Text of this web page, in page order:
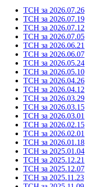
ТСН за 2026.07.26
ТСН за 2026.07.19
ТСН за 2026.07.12
ТСН за 2026.07.05
ТСН за 2026.06.21
ТСН за 2026.06.07
ТСН за 2026.05.24
ТСН за 2026.05.10
ТСН за 2026.04.26
ТСН за 2026.04.12
ТСН за 2026.03.29
ТСН за 2026.03.15
ТСН за 2026.03.01
ТСН за 2026.02.15
ТСН за 2026.02.01
ТСН за 2026.01.18
ТСН за 2025.01.04
ТСН за 2025.12.21
ТСН за 2025.12.07
ТСН за 2025.11.23